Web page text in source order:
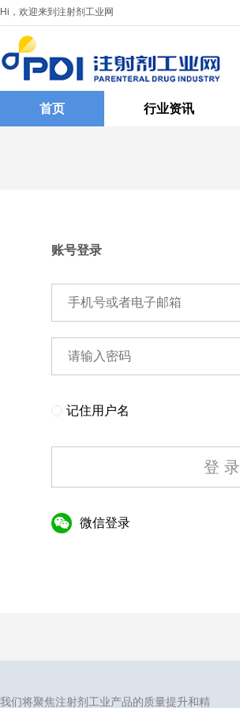
Hi，欢迎来到注射剂工业网
首页 行业资讯
账号登录
记住用户名
登 录
微信登录
我们将聚焦注射剂工业产品的质量提升和精